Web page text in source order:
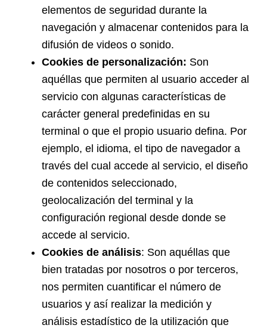
elementos de seguridad durante la
navegación y almacenar contenidos para la
difusión de videos o sonido.
Cookies de personalización: Son
aquéllas que permiten al usuario acceder al
servicio con algunas características de
carácter general predefinidas en su
terminal o que el propio usuario defina. Por
ejemplo, el idioma, el tipo de navegador a
través del cual accede al servicio, el diseño
de contenidos seleccionado,
geolocalización del terminal y la
configuración regional desde donde se
accede al servicio.
Cookies de análisis: Son aquéllas que
bien tratadas por nosotros o por terceros,
nos permiten cuantificar el número de
usuarios y así realizar la medición y
análisis estadístico de la utilización que